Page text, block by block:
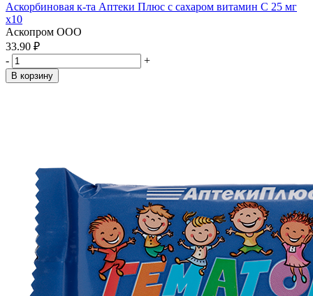
Аскорбиновая к-та Аптеки Плюс с сахаром витамин С 25 мг
x10
Аскопром ООО
33.90 ₽
-
+
В корзину